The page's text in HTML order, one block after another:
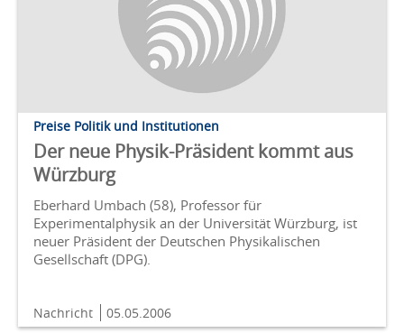
Preise Politik und Institutionen
Der neue Physik-Präsident kommt aus
Würzburg
Eberhard Umbach (58), Professor für
Experimentalphysik an der Universität Würzburg, ist
neuer Präsident der Deutschen Physikalischen
Gesellschaft (DPG).
Nachricht 05.05.2006